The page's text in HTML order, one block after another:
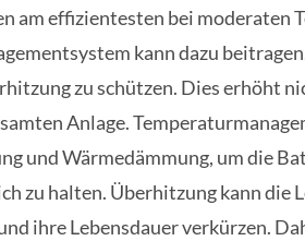
am effizientesten bei moderaten
kann dazu
zu schützen. Dies erhöht
Anlage.
und Wärmedämmung, um die
zu halten. Überhitzung kann die
ihre Lebensdauer verkürzen.